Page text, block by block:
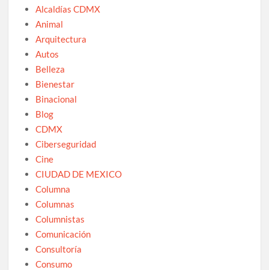
Alcaldías CDMX
Animal
Arquitectura
Autos
Belleza
Bienestar
Binacional
Blog
CDMX
Ciberseguridad
Cine
CIUDAD DE MEXICO
Columna
Columnas
Columnistas
Comunicación
Consultoría
Consumo